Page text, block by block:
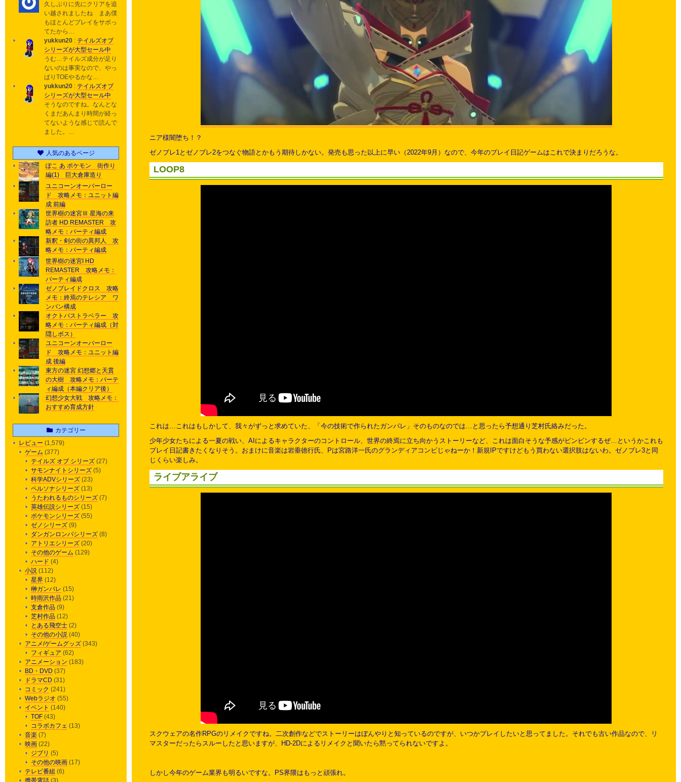
ニア様闇堕ち！？
ゼノブレ1とゼノブレ2をつなぐ物語とかもう期待しかない。発売も思った以上に早い（2022年9月）なので、今年のプレイ日記ゲームはこれで決まりだろうな。
LOOP8
これは…これはもしかして、我々がずっと求めていた、「今の技術で作られたガンパレ」そのものなのでは…と思ったら予想通り芝村氏絡みだった。
少年少女たちによる一夏の戦い、AIによるキャラクターのコントロール、世界の終焉に立ち向かうストーリーなど、これは面白そうな予感がビンビンするぜ…というかこれも
プレイ日記書きたくなりそう。おまけに音楽は岩垂徳行氏、Pは宮路洋一氏のグランディアコンビじゃねーか！新規IPですけどもう買わない選択肢はないわ。ゼノブレ3と同
じくらい楽しみ。
ライブアライブ
スクウェアの名作RPGのリメイクですね。二次創作などでストーリーはぼんやりと知っているのですが、いつかプレイしたいと思ってました。それでも古い作品なので、リ
マスターだったらスルーしたと思いますが、HD-2Dによるリメイクと聞いたら黙ってられないですよ。
しかし今年のゲーム業界も明るいですな。PS界隈はもっと頑張れ。
久しぶりに先にクリアを追
い越されましたね まあ僕
もほとんどプレイをサボっ
てたから…
yukkun20 : テイルズオブ
シリーズが大型セール中
うむ…テイルズ成分が足り
ないのは事実なので、やっ
ぱりTOEやるかな…
yukkun20 : テイルズオブ
シリーズが大型セール中
そうなのですね。なんとな
くまだあんまり時間が経っ
てないような感じで読んで
ました。…
人気のあるページ
ぽこ あ ポケモン 街作り
編(1) 巨大倉庫造り
ユニコーンオーバーロー
ド 攻略メモ：ユニット編
成 前編
世界樹の迷宮Ⅲ 星海の来
訪者 HD REMASTER 攻
略メモ：パーティ編成
新釈・剣の街の異邦人 攻
略メモ：パーティ編成
世界樹の迷宮I HD
REMASTER 攻略メモ：
パーティ編成
ゼノブレイドクロス 攻略
メモ：終焉のテレシア ワ
ンパン構成
オクトパストラベラー 攻
略メモ：パーティ編成（対
隠しボス）
ユニコーンオーバーロー
ド 攻略メモ：ユニット編
成 後編
東方の迷宮 幻想郷と天貫
の大樹 攻略メモ：パーテ
ィ編成（本編クリア後）
幻想少女大戦 攻略メモ：
おすすめ育成方針
カテゴリー
レビュー (1,579)
ゲーム (377)
テイルズ オブ シリーズ (27)
サモンナイトシリーズ (5)
科学ADVシリーズ (23)
ペルソナシリーズ (13)
うたわれるものシリーズ (7)
英雄伝説シリーズ (15)
ポケモンシリーズ (55)
ゼノシリーズ (9)
ダンガンロンパシリーズ (8)
アトリエシリーズ (20)
その他のゲーム (129)
ハード (4)
小説 (112)
星界 (12)
榊ガンパレ (15)
時雨沢作品 (21)
支倉作品 (9)
芝村作品 (12)
とある飛空士 (2)
その他の小説 (40)
アニメ/ゲームグッズ (343)
フィギュア (62)
アニメーション (183)
BD・DVD (37)
ドラマCD (31)
コミック (241)
Webラジオ (55)
イベント (140)
TOF (43)
コラボカフェ (13)
音楽 (7)
映画 (22)
ジブリ (5)
その他の映画 (17)
テレビ番組 (6)
携帯電話 (3)